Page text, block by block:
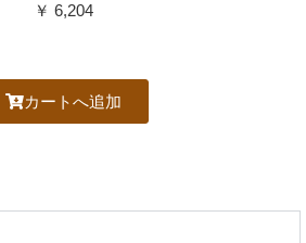
￥ 6,204
カートへ追加